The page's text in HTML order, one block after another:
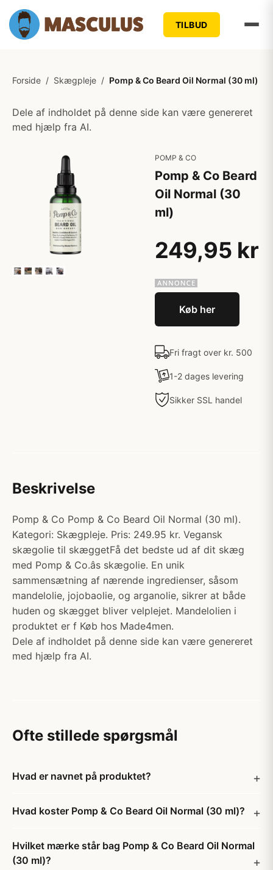
TILBUD
Forside / Skægpleje / Pomp & Co Beard Oil Normal (30 ml)
Dele af indholdet på denne side kan være genereret
med hjælp fra AI.
POMP & CO
Pomp & Co Beard
Oil Normal (30
ml)
249,95 kr
Køb her
Fri fragt over kr. 500
1-2 dages levering
Sikker SSL handel
Beskrivelse
Pomp & Co Pomp & Co Beard Oil Normal (30 ml).
Kategori: Skægpleje. Pris: 249.95 kr. Vegansk
skægolie til skæggetFå det bedste ud af dit skæg
med Pomp & Co.âs skægolie. En unik
sammensætning af nærende ingredienser, såsom
mandelolie, jojobaolie, og arganolie, sikrer at både
huden og skægget bliver velplejet. Mandelolien i
produktet er f Køb hos Made4men.
Dele af indholdet på denne side kan være genereret
med hjælp fra AI.
Ofte stillede spørgsmål
Hvad er navnet på produktet?
Hvad koster Pomp & Co Beard Oil Normal (30 ml)?
Hvilket mærke står bag Pomp & Co Beard Oil Normal
(30 ml)?